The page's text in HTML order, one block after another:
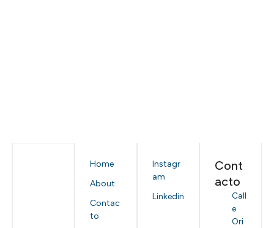
Home
About
Contac
to
Instagr
am
Linkedin
Cont
acto
Call
e
Ori